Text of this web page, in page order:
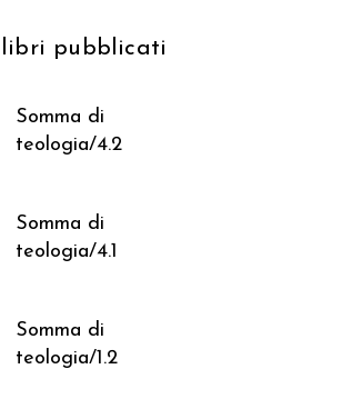
pubblicati
Somma di
teologia/4.2
Somma di
teologia/4.1
Somma di
teologia/1.2